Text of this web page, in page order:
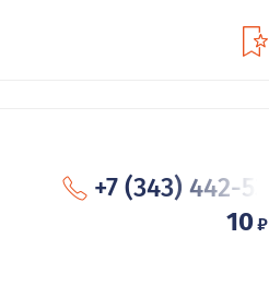
+7 (343) 442-53
10₽